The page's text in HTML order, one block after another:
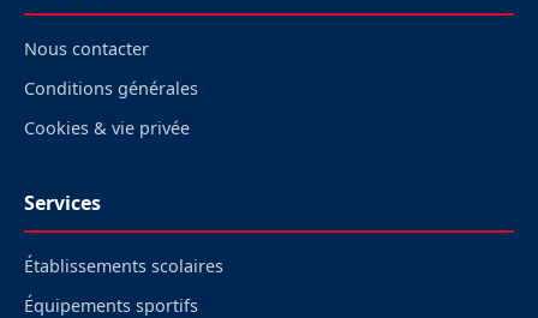
Nous contacter
Conditions générales
Cookies & vie privée
Services
Établissements scolaires
Équipements sportifs